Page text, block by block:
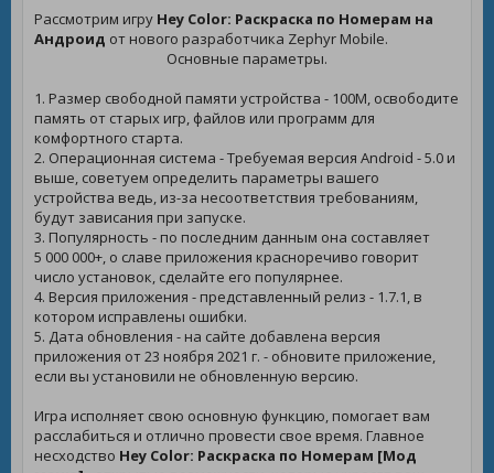
Рассмотрим игру Hey Color: Раскраска по Номерам на
Андроид от нового разработчика Zephyr Mobile.
Основные параметры.
1. Размер свободной памяти устройства - 100M, освободите
память от старых игр, файлов или программ для
комфортного старта.
2. Операционная система - Требуемая версия Android - 5.0 и
выше, советуем определить параметры вашего
устройства ведь, из-за несоответствия требованиям,
будут зависания при запуске.
3. Популярность - по последним данным она составляет
5 000 000+, о славе приложения красноречиво говорит
число установок, сделайте его популярнее.
4. Версия приложения - представленный релиз - 1.7.1, в
котором исправлены ошибки.
5. Дата обновления - на сайте добавлена версия
приложения от 23 ноября 2021 г. - обновите приложение,
если вы установили не обновленную версию.
Игра исполняет свою основную функцию, помогает вам
расслабиться и отлично провести свое время. Главное
несходство Hey Color: Раскраска по Номерам [Мод